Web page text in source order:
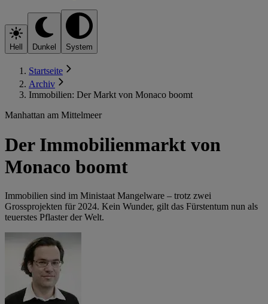
Hell Dunkel System
Startseite
Archiv
Immobilien: Der Markt von Monaco boomt
Manhattan am Mittelmeer
Der Immobilienmarkt von
Monaco boomt
Immobilien sind im Ministaat Mangelware – trotz zwei
Grossprojekten für 2024. Kein Wunder, gilt das Fürstentum nun als
teuerstes Pflaster der Welt.